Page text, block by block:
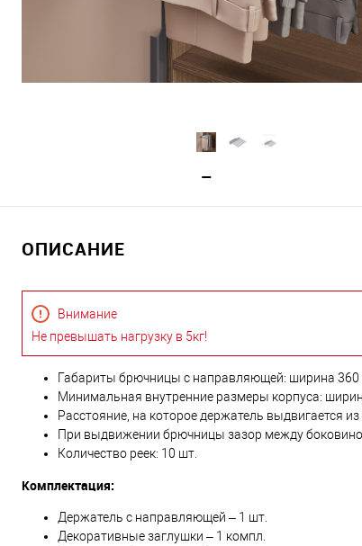
ОПИСАНИЕ
Внимание
Не превышать нагрузку в 5кг!
Габариты брючницы с направляющей: ширина
Минимальная внутренние размеры корпуса:
Расстояние, на которое держатель выдвигается
При выдвижении брючницы зазор между
Количество реек: 10 шт.
Комплектация:
Держатель с направляющей – 1 шт.
Декоративные заглушки – 1 компл.